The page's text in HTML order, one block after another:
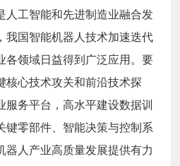
人工智能和先进制造业融合发
我国智能机器人技术加速迭代
各领域日益得到广泛应用。要
核心技术攻关和前沿技术探
服务平台，高水平建设数据训
键零部件、智能决策与控制系
器人产业高质量发展提供有力